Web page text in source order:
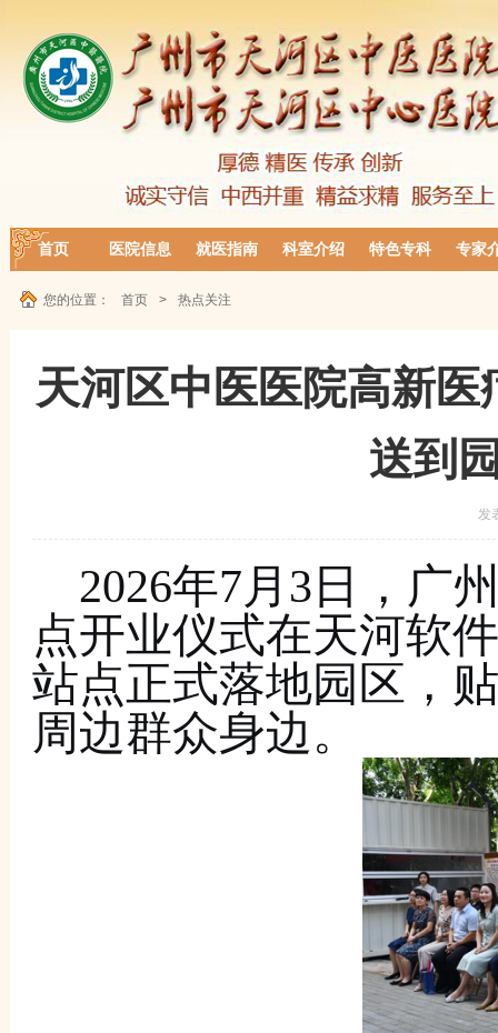
首页 医院信息 就医指南 科室介绍 特色专科 专家
您的位置： 首页 > 热点关注
天河区中医医院高新
送到
发
2026年7月3日， 广
点开业仪式在天河软
站点正式落地园区，
周边群众身边。